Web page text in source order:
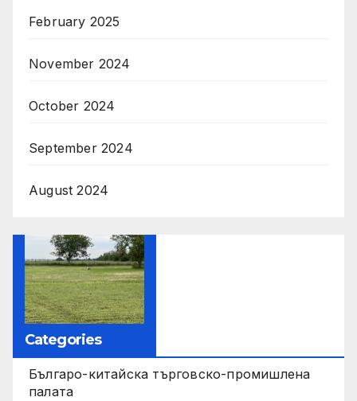
February 2025
November 2024
October 2024
September 2024
August 2024
Categories
Българо-китайска търговско-промишлена
палата